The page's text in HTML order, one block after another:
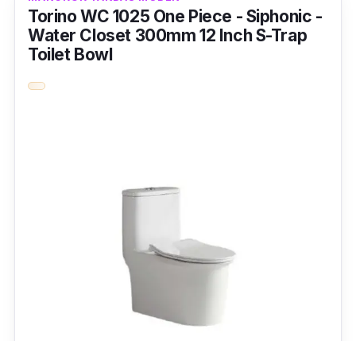
Torino WC 1025 One Piece - Siphonic -
Water Closet 300mm 12 Inch S-Trap
Toilet Bowl